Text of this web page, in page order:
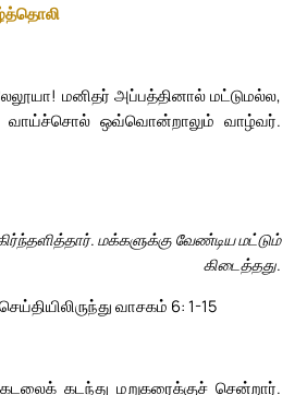
மனிதர் அப்பத்தினால் மட்டுமல்ல,
வாய்ச்சொல் ஒவ்வொன்றாலும் வாழ்வர்.
மக்களுக்கு வேண்டிய மட்டும்
கிடைத்தது.
வாசகம் 6: 1-15
கடந்து மறுகரைக்குச் சென்றார்.